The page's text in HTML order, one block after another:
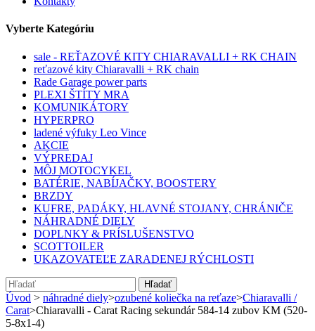
Vyberte Kategóriu
sale - REŤAZOVÉ KITY CHIARAVALLI + RK CHAIN
reťazové kity Chiaravalli + RK chain
Rade Garage power parts
PLEXI ŠTÍTY MRA
KOMUNIKÁTORY
HYPERPRO
ladené výfuky Leo Vince
AKCIE
VÝPREDAJ
MÔJ MOTOCYKEL
BATÉRIE, NABÍJAČKY, BOOSTERY
BRZDY
KUFRE, PADÁKY, HLAVNÉ STOJANY, CHRÁNIČE
NÁHRADNÉ DIELY
DOPLNKY & PRÍSLUŠENSTVO
SCOTTOILER
UKAZOVATEĽE ZARADENEJ RÝCHLOSTI
Hľadať
Úvod > náhradné diely>ozubené koliečka na reťaze>Chiaravalli /
Carat>Chiaravalli - Carat Racing sekundár 584-14 zubov KM (520-
5-8x1-4)